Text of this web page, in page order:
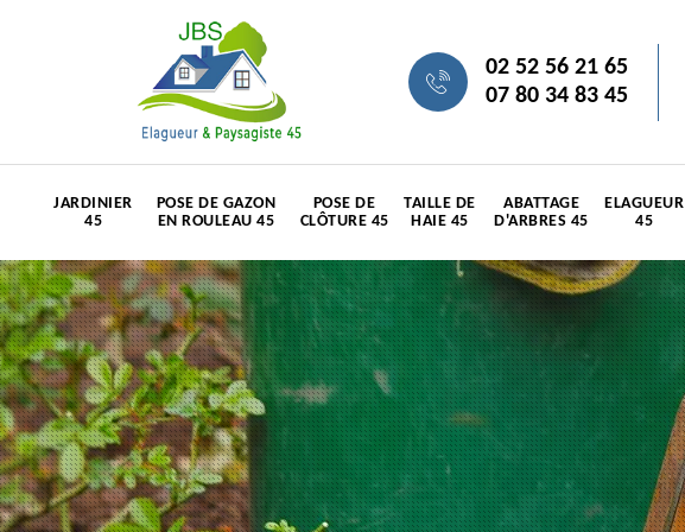
02 52 56 21 65
07 80 34 83 45
JARDINIER
45
POSE DE GAZON
EN ROULEAU 45
POSE DE
CLÔTURE 45
TAILLE DE
HAIE 45
ABATTAGE
D'ARBRES 45
ELAGUEUR
45